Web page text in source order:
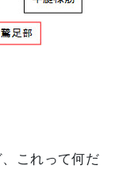
、これって何だ